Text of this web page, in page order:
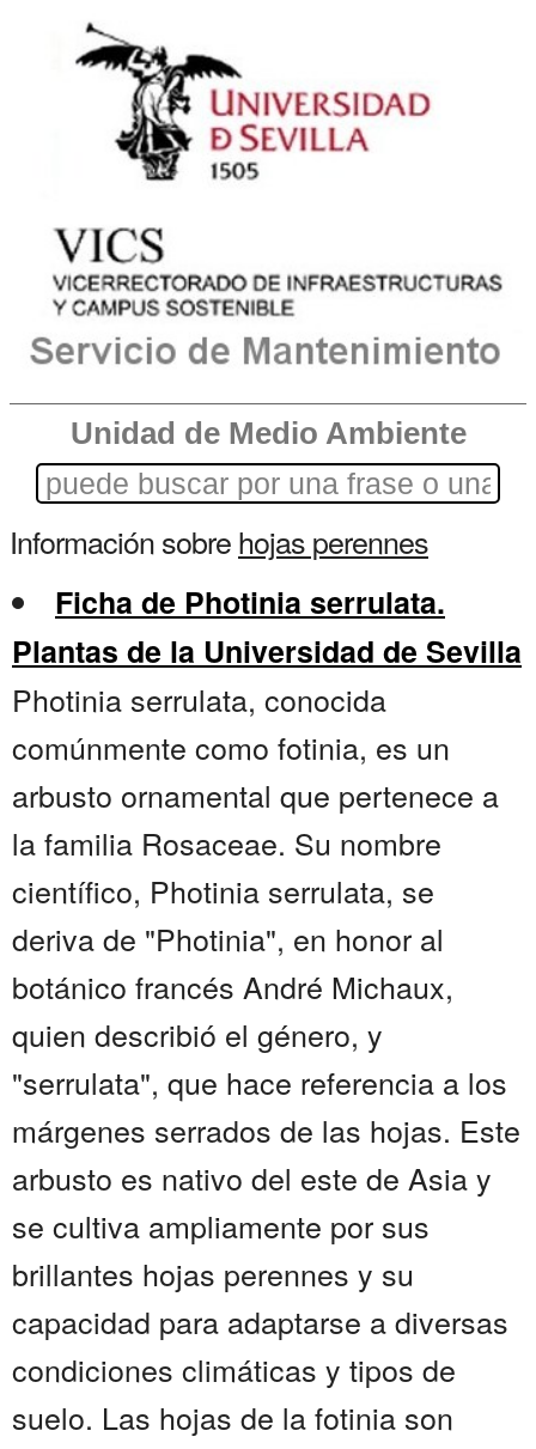
Unidad de Medio Ambiente
Información sobrehojas perennes
Ficha de Photinia serrulata.
Plantas de la Universidad de Sevilla
Photinia serrulata, conocida
comúnmente como fotinia, es un
arbusto ornamental que pertenece a
la familia Rosaceae. Su nombre
científico, Photinia serrulata, se
deriva de "Photinia", en honor al
botánico francés André Michaux,
quien describió el género, y
"serrulata", que hace referencia a los
márgenes serrados de las hojas. Este
arbusto es nativo del este de Asia y
se cultiva ampliamente por sus
brillantes hojas perennes y su
capacidad para adaptarse a diversas
condiciones climáticas y tipos de
suelo. Las hojas de la fotinia son